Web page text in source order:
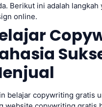
Berikut ini adalah
online.
belajar copywriting gratis